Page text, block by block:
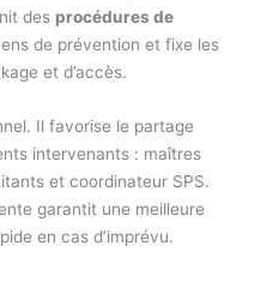
des procédures de
de prévention et fixe les
et d’accès.
Il favorise le partage
intervenants : maîtres
et coordinateur SPS.
garantit une meilleure
en cas d’imprévu.